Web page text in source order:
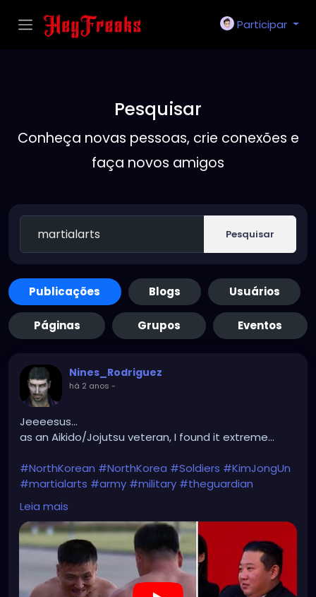
Participar
Pesquisar
Conheça novas pessoas, crie conexões e
faça novos amigos
Pesquisar
Publicações Blogs Usuários
Páginas Grupos Eventos
Nines_Rodriguez
há 2 anos -
Jeeeesus...
as an Aikido/Jojutsu veteran, I found it extreme...
#NorthKorean #NorthKorea #Soldiers #KimJongUn
#martialarts #army #military #theguardian
https://youtu.be/4-x1LPskvJc
Leia mais